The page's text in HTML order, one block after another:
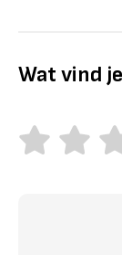
Wat vind